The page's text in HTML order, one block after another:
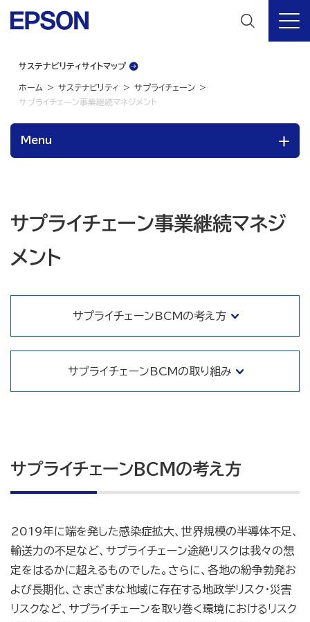
サステナビリティサイトマップ
ホーム サステナビリティ
サプライチェーン
サプライチェーン事業継続マネジメント
Menu
サプライチェーン事業継続マネジ
メント
サプライチェーンBCMの考え方
サプライチェーンBCMの取り組み
サプライチェーンBCMの考え方
2019年に端を発した感染症拡大、世界規模の半導体不足、
輸送力の不足など、サプライチェーン途絶リスクは我々の想
定をはるかに超えるものでした。さらに、各地の紛争勃発お
よび長期化、さまざまな地域に存在する地政学リスク・災害
リスクなど、サプライチェーンを取り巻く環境におけるリスク